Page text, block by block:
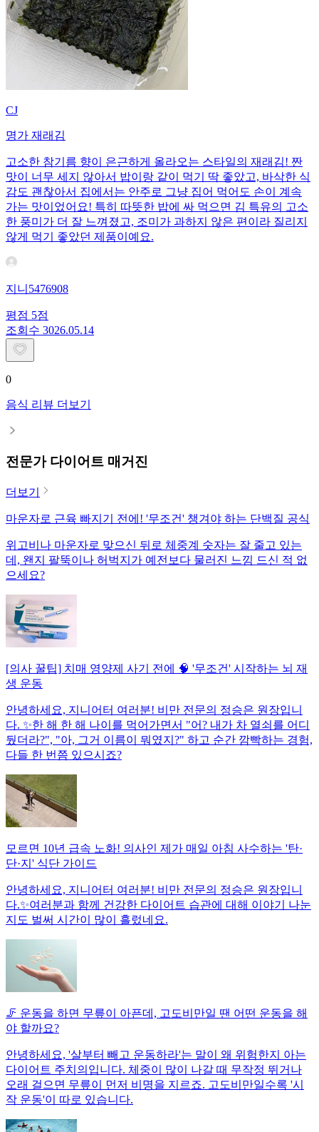
CJ
명가 재래김
고소한 참기름 향이 은근하게 올라오는 스타일의 재래김! 짠
맛이 너무 세지 않아서 밥이랑 같이 먹기 딱 좋았고, 바삭한 식
감도 괜찮아서 집에서는 안주로 그냥 집어 먹어도 손이 계속
가는 맛이었어요! 특히 따뜻한 밥에 싸 먹으면 김 특유의 고소
한 풍미가 더 잘 느껴졌고, 조미가 과하지 않은 편이라 질리지
않게 먹기 좋았던 제품이예요.
지니5476908
평점 5점
조회수 3026.05.14
0
음식 리뷰 더보기
전문가 다이어트 매거진
더보기
마운자로 근육 빠지기 전에! '무조건' 챙겨야 하는 단백질 공식
위고비나 마운자로 맞으신 뒤로 체중계 숫자는 잘 줄고 있는
데, 왠지 팔뚝이나 허벅지가 예전보다 물러진 느낌 드신 적 없
으세요?
[의사 꿀팁] 치매 영양제 사기 전에 🧠 '무조건' 시작하는 뇌 재
생 운동
안녕하세요, 지니어터 여러분! 비만 전문의 정승은 원장입니
다. ✨한 해 한 해 나이를 먹어가면서 "어? 내가 차 열쇠를 어디
뒀더라?", "아, 그거 이름이 뭐였지?" 하고 순간 깜빡하는 경험,
다들 한 번쯤 있으시죠?
모르면 10년 급속 노화! 의사인 제가 매일 아침 사수하는 '탄·
단·지' 식단 가이드
안녕하세요, 지니어터 여러분! 비만 전문의 정승은 원장입니
다.✨여러분과 함께 건강한 다이어트 습관에 대해 이야기 나눈
지도 벌써 시간이 많이 흘렀네요.
🦵 운동을 하면 무릎이 아픈데, 고도비만일 땐 어떤 운동을 해
야 할까요?
안녕하세요, '살부터 빼고 운동하라'는 말이 왜 위험한지 아는
다이어트 주치의입니다. 체중이 많이 나갈 때 무작정 뛰거나
오래 걸으면 무릎이 먼저 비명을 지르죠. 고도비만일수록 '시
작 운동'이 따로 있습니다.